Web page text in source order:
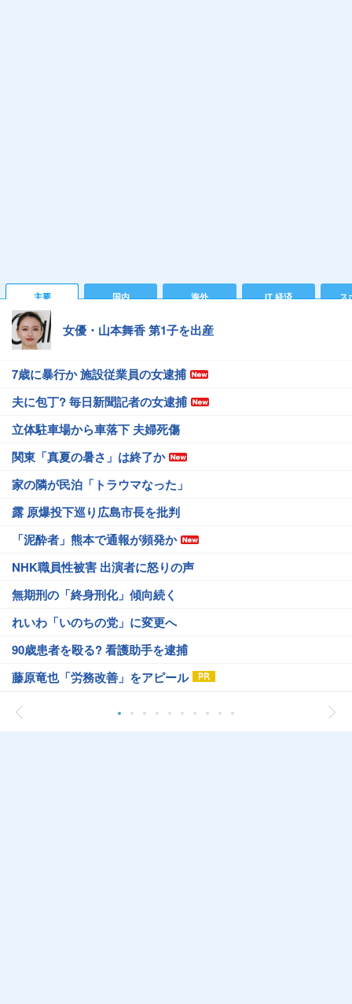
主要 国内 海外 IT 経済 ス
女優・山本舞香 第1子を出産
7歳に暴行か 施設従業員の女逮捕
夫に包丁? 毎日新聞記者の女逮捕
立体駐車場から車落下 夫婦死傷
関東「真夏の暑さ」は終了か
家の隣が民泊「トラウマなった」
露 原爆投下巡り広島市長を批判
「泥酔者」熊本で通報が頻発か
NHK職員性被害 出演者に怒りの声
無期刑の「終身刑化」傾向続く
れいわ「いのちの党」に変更へ
90歳患者を殴る? 看護助手を逮捕
藤原竜也「労務改善」をアピール